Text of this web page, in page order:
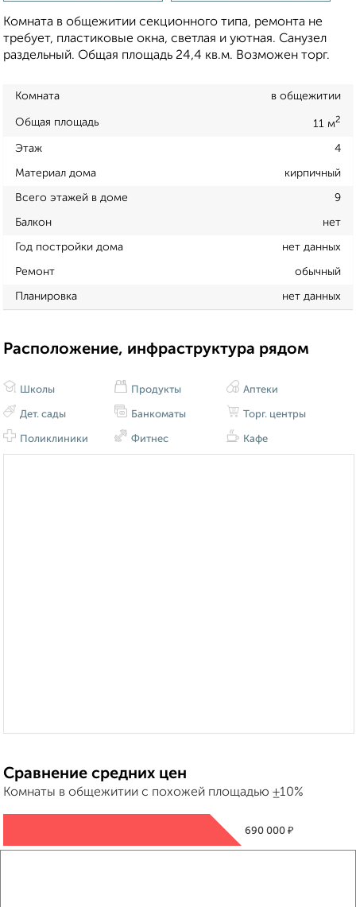
Комната в общежитии секционного типа, ремонта не
требует, пластиковые окна, светлая и уютная. Санузел
раздельный. Общая площадь 24,4 кв.м. Возможен торг.
Комната в общежитии
Общая площадь 11 м2
Этаж 4
Материал дома кирпичный
Всего этажей в доме 9
Балкон нет
Год постройки дома нет данных
Ремонт обычный
Планировка нет данных
Расположение, инфраструктура рядом
Школы
Дет. сады
Поликлиники
Продукты
Банкоматы
Фитнес
Аптеки
Торг. центры
Кафе
Сравнение средних цен
Комнаты в общежитии с похожей площадью ±10%
690 000 ₽